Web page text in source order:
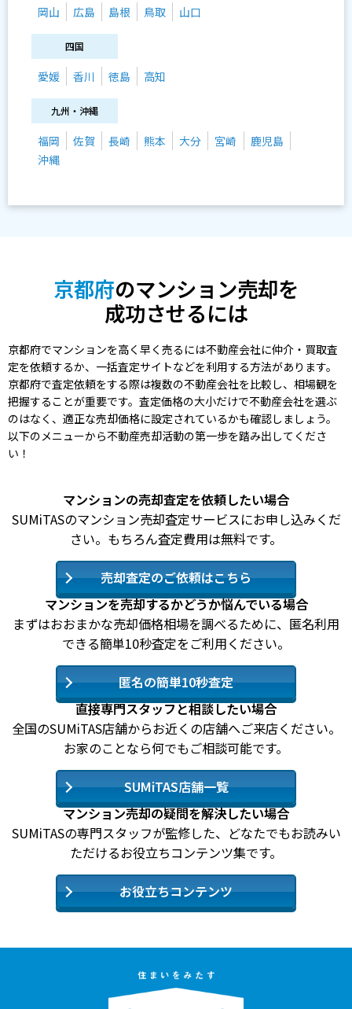
岡山 広島 島根 鳥取 山口
四国
愛媛 香川 徳島 高知
九州・沖縄
福岡 佐賀 長崎 熊本 大分 宮崎
鹿児島
沖縄
京都府のマンション売却を
成功させるには
京都府でマンションを高く早く売るには不動産会社に仲介・買取査
定を依頼するか、一括査定サイトなどを利用する方法があります。
京都府で査定依頼をする際は複数の不動産会社を比較し、相場観を
把握することが重要です。査定価格の大小だけで不動産会社を選ぶ
のはなく、適正な売却価格に設定されているかも確認しましょう。
以下のメニューから不動産売却活動の第一歩を踏み出してくださ
い！
マンションの売却査定を依頼したい場合
SUMiTASのマンション売却査定サービスにお申し込みくだ
さい。もちろん査定費用は無料です。
売却査定のご依頼はこちら
マンションを売却するかどうか悩んでいる場合
まずはおおまかな売却価格相場を調べるために、匿名利用
できる簡単10秒査定をご利用ください。
匿名の簡単10秒査定
直接専門スタッフと相談したい場合
全国のSUMiTAS店舗からお近くの店舗へご来店ください。
お家のことなら何でもご相談可能です。
SUMiTAS店舗一覧
マンション売却の疑問を解決したい場合
SUMiTASの専門スタッフが監修した、どなたでもお読みい
ただけるお役立ちコンテンツ集です。
お役立ちコンテンツ